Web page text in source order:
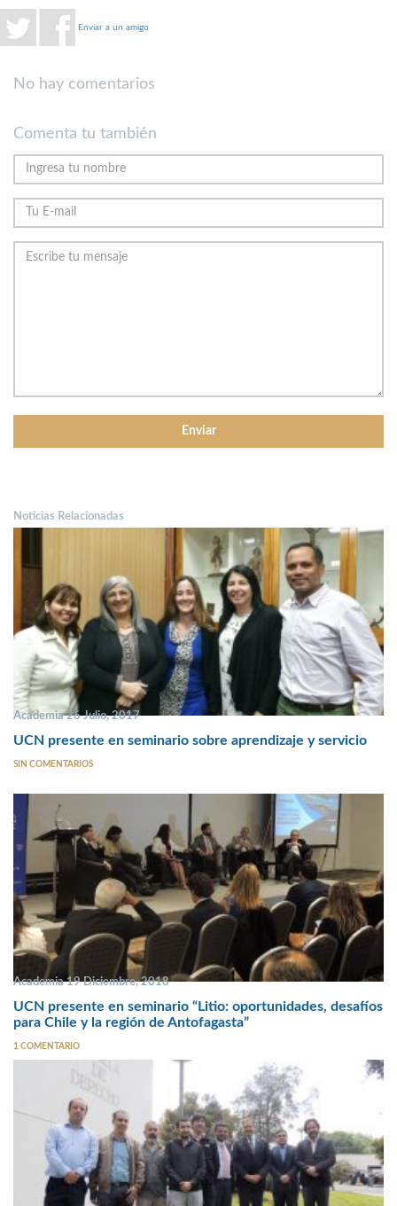
Enviar a un amigo
No hay comentarios
Comenta tu también
Noticias Relacionadas
Academia 26 Julio, 2017
UCN presente en seminario sobre aprendizaje y servicio
SIN COMENTARIOS
Academia 19 Diciembre, 2018
UCN presente en seminario “Litio: oportunidades, desafíos
para Chile y la región de Antofagasta”
1 COMENTARIO